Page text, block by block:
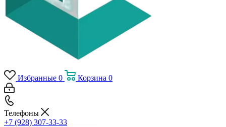
Избранные 0 Корзина 0
Телефоны
+7 (928) 307-33-33